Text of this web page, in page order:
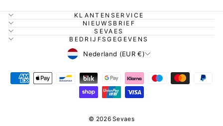
KLANTENSERVICE
NIEUWSBRIEF
SEVAES
BEDRIJFSGEGEVENS
Valuta
Nederland (EUR €)
© 2026 Sevaes